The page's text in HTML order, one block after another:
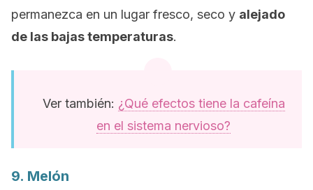
permanezca en un lugar fresco, seco y alejado
de las bajas temperaturas.
Ver también: ¿Qué efectos tiene la cafeína
en el sistema nervioso?
9. Melón